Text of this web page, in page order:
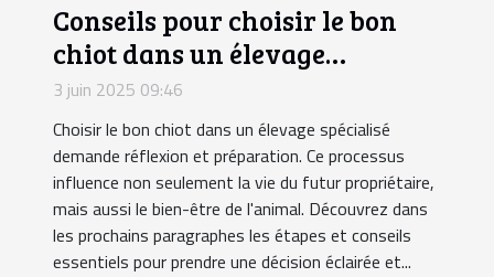
Conseils pour choisir le bon
chiot dans un élevage
spécialisé
3 juin 2025 09:46
Choisir le bon chiot dans un élevage spécialisé
demande réflexion et préparation. Ce processus
influence non seulement la vie du futur propriétaire,
mais aussi le bien-être de l'animal. Découvrez dans
les prochains paragraphes les étapes et conseils
essentiels pour prendre une décision éclairée et...